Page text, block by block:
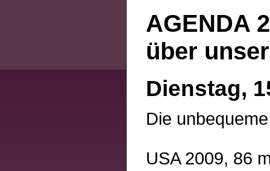
AGENDA
über
Dienstag,
Die
USA 2009, 86